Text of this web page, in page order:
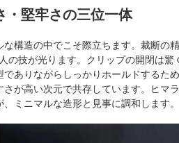
・堅牢さの三位一体
構造の中でこそ際立ちます。裁断の
技が光ります。クリップの開閉は驚
ありながらしっかりホールドするた
が高い次元で共存しています。ヒマ
ミニマルな造形と見事に調和します。